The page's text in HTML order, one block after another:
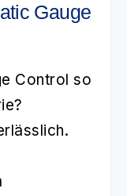
Gauge
Control so